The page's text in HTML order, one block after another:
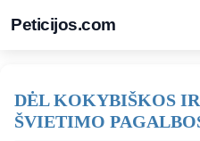
Peticijos.com
DĖL KOKYBIŠKOS
ŠVIETIMO